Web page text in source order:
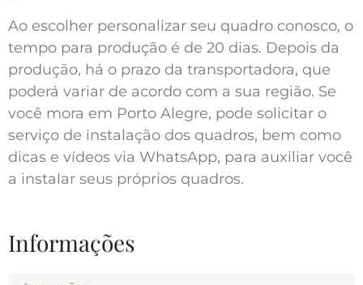
Ao escolher personalizar seu quadro conosco, o
tempo para produção é de 20 dias. Depois da
produção, há o prazo da transportadora, que
poderá variar de acordo com a sua região. Se
você mora em Porto Alegre, pode solicitar o
serviço de instalação dos quadros, bem como
dicas e vídeos via WhatsApp, para auxiliar você
a instalar seus próprios quadros.
Informações